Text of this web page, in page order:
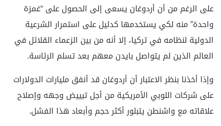
على الرغم من أن أردوغان يسعى إلى الحصول على “غمزة
واحدة” منه لكي يستخدمها كدليل على استمرار الشرعية
الدولية لنظامه في تركيا، إلا أنه من بين الزعماء القلائل في
العالم الذين لم يتواصل بايدن معهم بعد تسلم الرئاسة.
وإذا أخذنا بنظر الاعتبار أن أردوغان قد أنفق مليارات الدولارات
على شركات اللوبي الأمريكية من أجل تبييض وجهه وإصلاح
علاقاته مع واشنطن يتبلور أكثر حجم وأبعاد هذا الفشل.